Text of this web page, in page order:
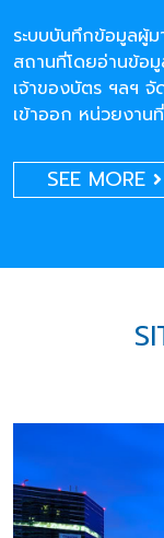
ระบบบันทึกข้อมูลผู้
สถานที่โดยอ่านข้อ
เจ้าของบัตร ฯลฯ จั
เข้าออก หน่วยงาน
SEE MORE